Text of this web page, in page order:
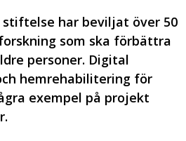
stiftelse har beviljat över 50
som ska förbättra
personer. Digital
hemrehabilitering för
exempel på projekt